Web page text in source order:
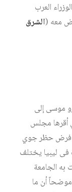
العرب
معه (الشرق
موسى إلى
أقرها مجلس
1973 الداعي إلى فرض حظر جوي
فى ليبيا يختلف
الجامعة
موضحاً أن ما